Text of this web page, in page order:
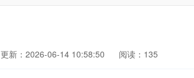
更新：2026-06-14 10:58:50 阅读：135